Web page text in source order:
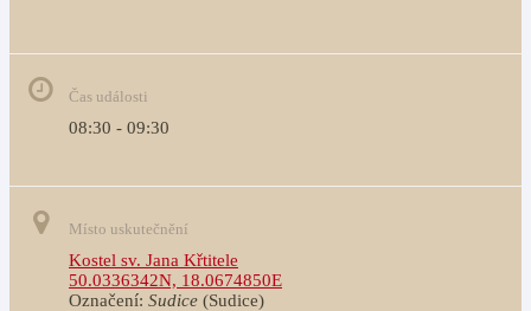
Čas události
08:30 - 09:30
Místo uskutečnění
Kostel sv. Jana Křtitele
50.0336342N, 18.0674850E
Označení: Sudice (Sudice)